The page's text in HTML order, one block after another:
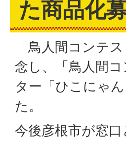
た商品化
「鳥人間コンテ
念し、「鳥人間
ター「ひこにゃ
た。
今後彦根市が窓